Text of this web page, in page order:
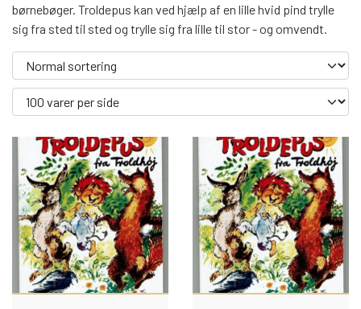
ANDRE BØGER
BØGER PÅ ANDRE SPROG
BØGER, LETTE AT LÆSE
JUL OG NISSER
ANDERS ANDS BOGKLUB - GAMMEL
INDBINDING
ANDERS ANDS BOGKLUB - NYERE
INDBINDING
ARTHUR JENSENS KUNSTFORLAG
BARBIE BØGER
BOGKLUBBEN RASMUS
FØR ÅR 1900
1900 - 1939
1940 - 1949
UDVALGTE FORFATTERE
ASTRID LINDGREN
BJARNE REUTER
SPIL
LUDO
SPILLEKORT
FIRKORT
TING VI OGSÅ SAMLER PÅ
GAMMELT LEGETØJ
GLANSBILLEDER
KINDERÆG TILBEHØR
RODEKASSE
MEGET SLIDTE BØGER
VARER, SOM ER UÅBNET
NYHEDER
børnebøger. Troldepus kan ved hjælp af en lille hvid pind trylle
sig fra sted til sted og trylle sig fra lille til stor - og omvendt.